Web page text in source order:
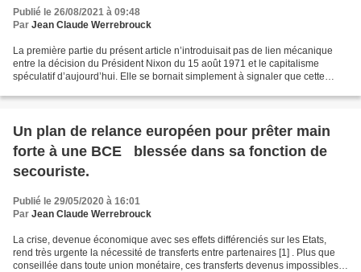
Publié le 26/08/2021 à 09:48
Par Jean Claude Werrebrouck
La première partie du présent article n’introduisait pas de lien mécanique
entre la décision du Président Nixon du 15 août 1971 et le capitalisme
spéculatif d’aujourd’hui. Elle se bornait simplement à signaler que cette
Un plan de relance européen pour prêter main
forte à une BCE blessée dans sa fonction de
secouriste.
Publié le 29/05/2020 à 16:01
Par Jean Claude Werrebrouck
La crise, devenue économique avec ses effets différenciés sur les Etats,
rend très urgente la nécessité de transferts entre partenaires [1] . Plus que
conseillée dans toute union monétaire, ces transferts devenus impossibles